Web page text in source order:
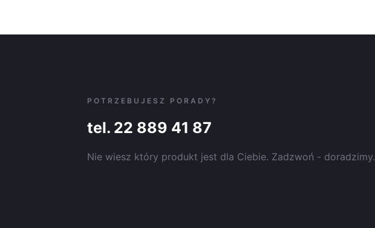
POTRZEBUJESZ PORADY?
tel. 22 889 41 87
Nie wiesz który produkt jest dla Ciebie. Zadzwoń - doradzimy.